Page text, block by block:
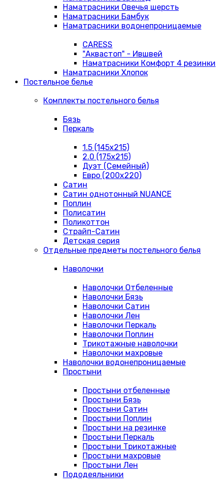
Наматрасники Овечья шерсть
Наматрасники Бамбук
Наматрасники водонепроницаемые
CARESS
"Аквастоп" - Ившвей
Наматрасники Комфорт 4 резинки
Наматрасники Хлопок
Постельное белье
Комплекты постельного белья
Бязь
Перкаль
1.5 (145х215)
2.0 (175х215)
Дуэт (Семейный)
Евро (200х220)
Сатин
Сатин однотонный NUANCE
Поплин
Полисатин
Поликоттон
Страйп-Сатин
Детская серия
Отдельные предметы постельного белья
Наволочки
Наволочки Отбеленные
Наволочки Бязь
Наволочки Сатин
Наволочки Лен
Наволочки Перкаль
Наволочки Поплин
Трикотажные наволочки
Наволочки махровые
Наволочки водонепроницаемые
Простыни
Простыни отбеленные
Простыни Бязь
Простыни Сатин
Простыни Поплин
Простыни на резинке
Простыни Перкаль
Простыни Трикотажные
Простыни махровые
Простыни Лен
Пододеяльники